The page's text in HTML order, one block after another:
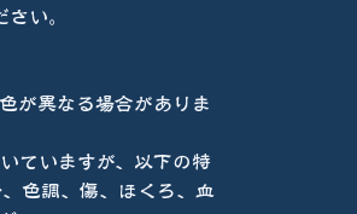
い。
が異なる場合がありま
ていますが、以下の特
色調、傷、ほくろ、血